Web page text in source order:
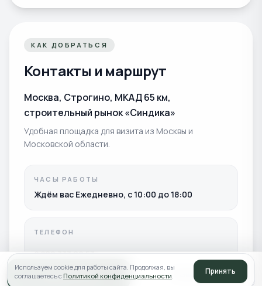
КАК ДОБРАТЬСЯ
Контакты и маршрут
Москва, Строгино, МКАД 65 км,
строительный рынок «Синдика»
Удобная площадка для визита из Москвы и
Московской области.
ЧАСЫ РАБОТЫ
Ждём вас Ежедневно, с 10:00 до 18:00
ТЕЛЕФОН
Записаться
Позвонить
Используем cookie для работы сайта. Продолжая, вы
соглашаетесь с Политикой конфиденциальности. Принять